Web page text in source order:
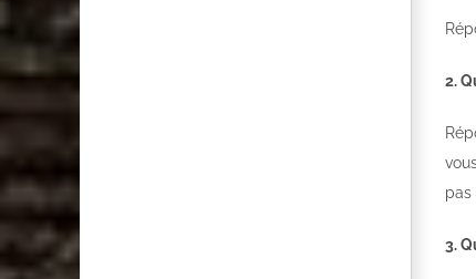
2.
pas
3.